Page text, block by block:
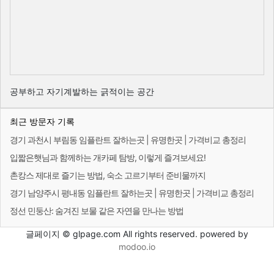
공부하고 자기계발하는 긁적이는 공간
최근 방문자 기록
경기 과천시 부림동 임플란트 잘하는곳 | 유명한곳 | 가격비교 총정리
입짧은햇님과 함께하는 개카페 탐방, 이렇게 즐겨보세요!
촌캉스 제대로 즐기는 방법, 숙소 고르기부터 준비물까지
경기 남양주시 평내동 임플란트 잘하는곳 | 유명한곳 | 가격비교 총정리
정선 민둥산: 숨겨진 보물 같은 자연을 만나는 방법
글페이지 © glpage.com All rights reserved. powered by
modoo.io